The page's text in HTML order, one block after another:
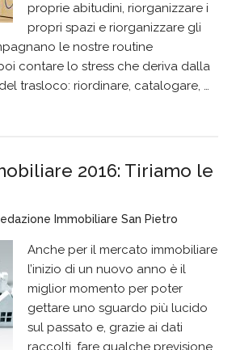
proprie abitudini, riorganizzare i
propri spazi e riorganizzare gli
le nostre routine
contare lo stress che deriva dalla
trasloco: riordinare, catalogare, …
2016: Tiriamo le
Immobiliare San Pietro
Anche per il mercato immobiliare
l’inizio di un nuovo anno è il
miglior momento per poter
gettare uno sguardo più lucido
sul passato e, grazie ai dati
raccolti, fare qualche previsione